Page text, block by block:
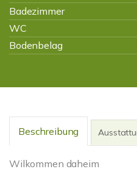
Badezimmer
WC
Bodenbelag
Beschreibung
Wilkommen daheim